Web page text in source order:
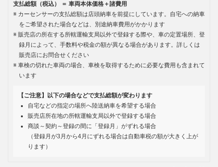
支払総額（税込） ＝ 車両本体価格＋諸費用
カーセンサーの支払総額は店頭納車を前提にしています。自宅への納車
をご希望された場合などは、別途納車費用がかかります
販売店の所在する所轄運輸支局以外で登録する際や、車の定置場所、登
録月によって、手数料や税金の額が異なる場合があります。詳しくは
販売店にお問合せください
車検の切れた車両の場合、車検を取得するために必要な費用も含まれて
います
【ご注意】以下の場合などで支払総額が変わります
自宅などの指定の場所へ陸送納車を希望する場合
販売店所在地の所轄運輸支局以外で登録する場合
商談～契約～登録の間に「登録月」がずれる場合
（登録月が3月から4月にずれる場合は自動車税の額が大きく上が
ります）